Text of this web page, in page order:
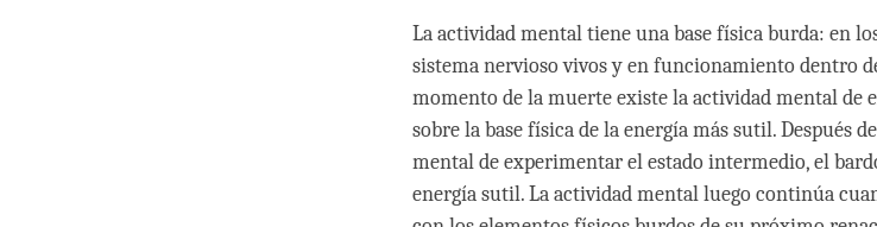
La actividad mental tiene una base física burda: en
sistema nervioso vivos y en funcionamiento dentro
momento de la muerte existe la actividad mental
sobre la base física de la energía más sutil. Después
mental de experimentar el estado intermedio, el
energía sutil. La actividad mental luego continúa